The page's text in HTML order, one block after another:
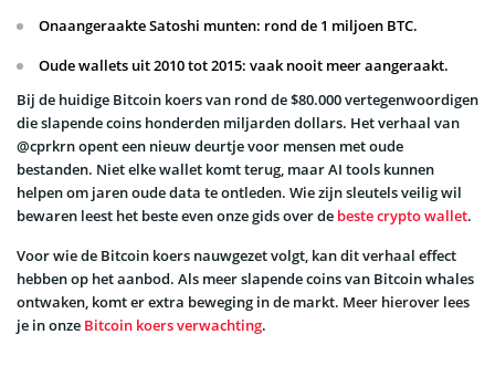
Onaangeraakte Satoshi munten: rond de 1 miljoen BTC.
Oude wallets uit 2010 tot 2015: vaak nooit meer aangeraakt.
Bij de huidige Bitcoin koers van rond de $80.000 vertegenwoordigen
die slapende coins honderden miljarden dollars. Het verhaal van
@cprkrn opent een nieuw deurtje voor mensen met oude
bestanden. Niet elke wallet komt terug, maar AI tools kunnen
helpen om jaren oude data te ontleden. Wie zijn sleutels veilig wil
bewaren leest het beste even onze gids over de beste crypto wallet.
Voor wie de Bitcoin koers nauwgezet volgt, kan dit verhaal effect
hebben op het aanbod. Als meer slapende coins van Bitcoin whales
ontwaken, komt er extra beweging in de markt. Meer hierover lees
je in onze Bitcoin koers verwachting.